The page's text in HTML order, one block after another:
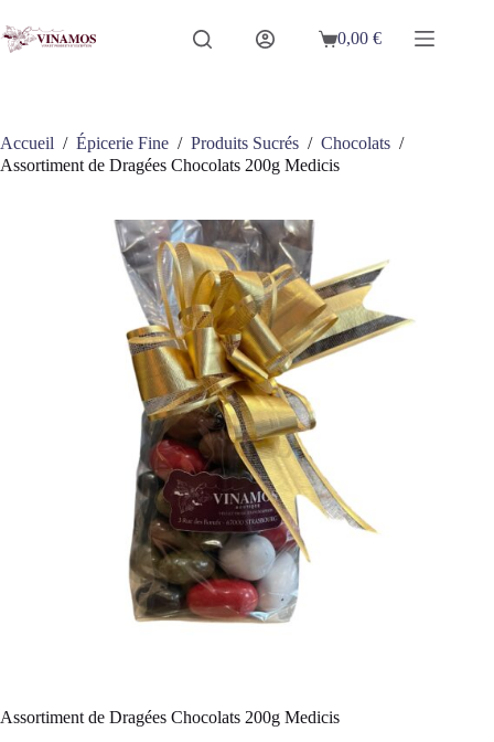
au
contenu
Panier
0,00€
Accueil / Épicerie Fine / Produits Sucrés / Chocolats /
Assortiment de Dragées Chocolats 200g Medicis
Assortiment de Dragées Chocolats 200g Medicis